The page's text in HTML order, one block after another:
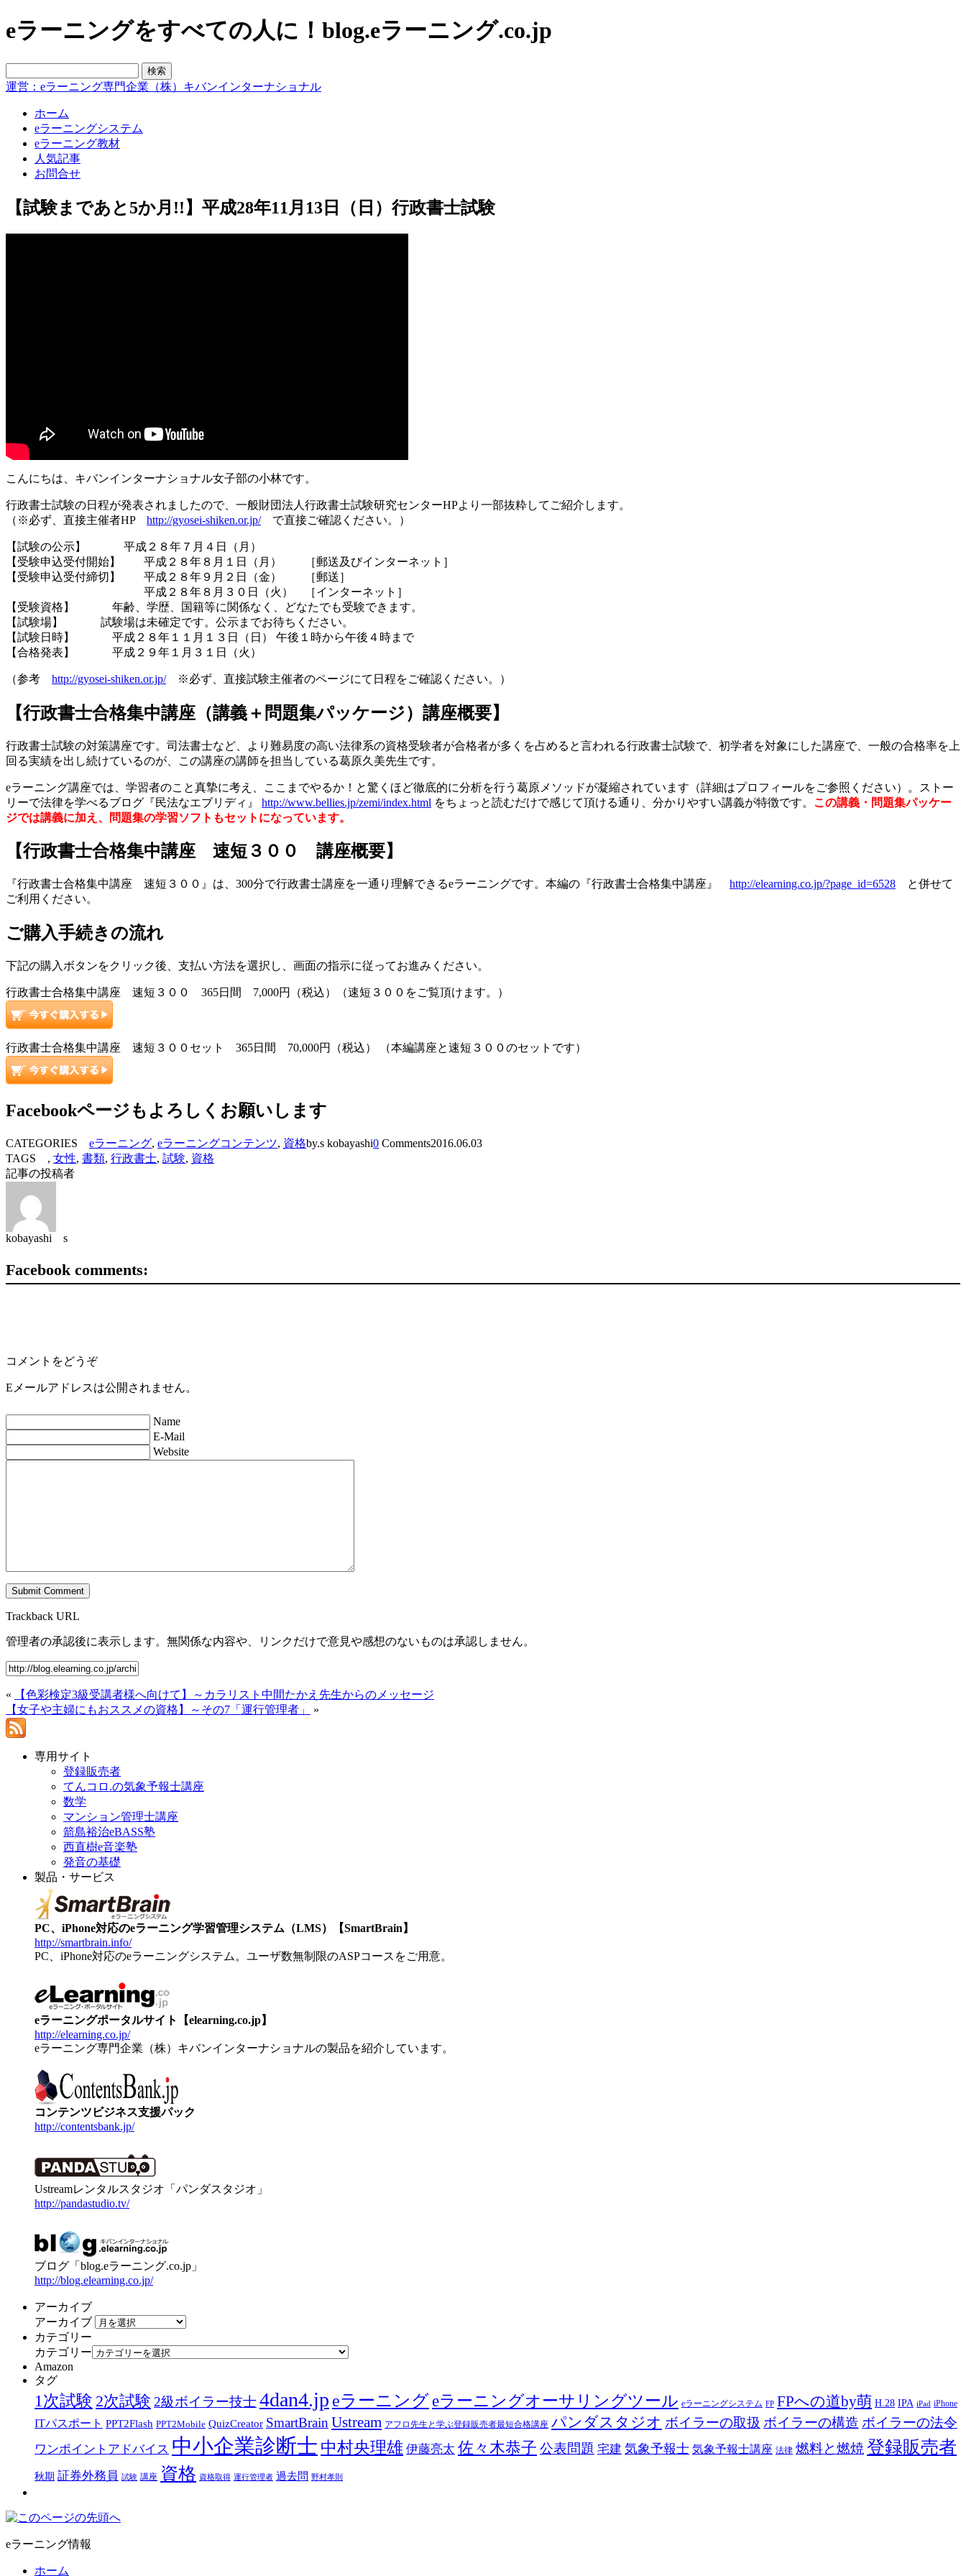
eラーニングをすべての人に！blog.eラーニング.co.jp
運営：eラーニング専門企業（株）キバンインターナショナル
ホーム
eラーニングシステム
eラーニング教材
人気記事
お問合せ
【試験まであと5か月!!】平成28年11月13日（日）行政書士試験
こんにちは、キバンインターナショナル女子部の小林です。
行政書士試験の日程が発表されましたので、一般財団法人行政書士試験研究センターHPより一部抜粋してご紹介します。
（※必ず、直接主催者HP http://gyosei-shiken.or.jp/で直接ご確認ください。）
【試験の公示】 平成２８年７月４日（月）
【受験申込受付開始】 平成２８年８月１日（月） ［郵送及びインターネット］
【受験申込受付締切】 平成２８年９月２日（金） ［郵送］
平成２８年８月３０日（火） ［インターネット］
【受験資格】 年齢、学歴、国籍等に関係なく、どなたでも受験できます。
【試験場】 試験場は未確定です。公示までお待ちください。
【試験日時】 平成２８年１１月１３日（日） 午後１時から午後４時まで
【合格発表】 平成２９年１月３１日（火）
（参考 http://gyosei-shiken.or.jp/※必ず、直接試験主催者のページにて日程をご確認ください。）
【行政書士合格集中講座（講義＋問題集パッケージ）講座概要】
行政書士試験の対策講座です。司法書士など、より難易度の高い法律系の資格受験者が合格者が多くを占めると言われる行政書士試験で、初学者を対象にした講座で、一般の合格率を上
回る実績を出し続けているのが、この講座の講師を担当している葛原久美先生です。
eラーニング講座では、学習者のこと真摯に考え、ここまでやるか！と驚くほど徹底的に分析を行う葛原メソッドが凝縮されています（詳細はプロフィールをご参照ください）。ストー
リーで法律を学べるブログ『民法なエブリディ』 http://www.bellies.jp/zemi/index.html をちょっと読むだけで感じて頂ける通り、分かりやすい講義が特徴です。 この講義・問題集パッケー
ジでは講義に加え、問題集の学習ソフトもセットになっています。
【行政書士合格集中講座 速短３００ 講座概要】
『行政書士合格集中講座 速短３００』は、300分で行政書士講座を一通り理解できるeラーニングです。本編の『行政書士合格集中講座』 http://elearning.co.jp/?page_id=6528 と併せて
ご利用ください。
ご購入手続きの流れ
下記の購入ボタンをクリック後、支払い方法を選択し、画面の指示に従ってお進みください。
行政書士合格集中講座 速短３００ 365日間 7,000円（税込）（速短３００をご覧頂けます。）
行政書士合格集中講座 速短３００セット 365日間 70,000円（税込） （本編講座と速短３００のセットです）
Facebookページもよろしくお願いします
CATEGORIES eラーニング, eラーニングコンテンツ, 資格by.s kobayashi0 Comments2016.06.03
TAGS , 女性, 書類, 行政書士, 試験, 資格
記事の投稿者
kobayashi s
Facebook comments:
コメントをどうぞ
Eメールアドレスは公開されません。
Name
E-Mail
Website
Trackback URL
管理者の承認後に表示します。無関係な内容や、リンクだけで意見や感想のないものは承認しません。
«
【色彩検定3級受講者様へ向けて】～カラリスト中間たかえ先生からのメッセージ
【女子や主婦にもおススメの資格】～その7「運行管理者」
»
専用サイト
登録販売者
てんコロ.の気象予報士講座
数学
マンション管理士講座
箭島裕治eBASS塾
西直樹e音楽塾
発音の基礎
製品・サービス
PC、iPhone対応のeラーニング学習管理システム（LMS）【SmartBrain】
http://smartbrain.info/
PC、iPhone対応のeラーニングシステム。ユーザ数無制限のASPコースをご用意。
eラーニングポータルサイト【elearning.co.jp】
http://elearning.co.jp/
eラーニング専門企業（株）キバンインターナショナルの製品を紹介しています。
コンテンツビジネス支援パック
http://contentsbank.jp/
Ustreamレンタルスタジオ「パンダスタジオ」
http://pandastudio.tv/
ブログ「blog.eラーニング.co.jp」
http://blog.elearning.co.jp/
アーカイブ
アーカイブ
カテゴリー
カテゴリー
Amazon
タグ
1次試験 2次試験 2級ボイラー技士4dan4.jp eラーニング eラーニングオーサリングツール eラーニングシステム FP FPへの道by萌 H.28 IPA iPad iPhone
ITパスポート PPT2Flash PPT2Mobile QuizCreator SmartBrainUstream アフロ先生と学ぶ登録販売者最短合格講座 パンダスタジオ ボイラーの取扱 ボイラーの構造 ボイラーの法令
ワンポイントアドバイス 中小企業診断士 中村央理雄 伊藤亮太 佐々木恭子 公表問題 宅建 気象予報士 気象予報士講座 法律 燃料と燃焼登録販売者
秋期 証券外務員 試験 講座 資格 資格取得 運行管理者 過去問 野村孝則
eラーニング情報
ホーム